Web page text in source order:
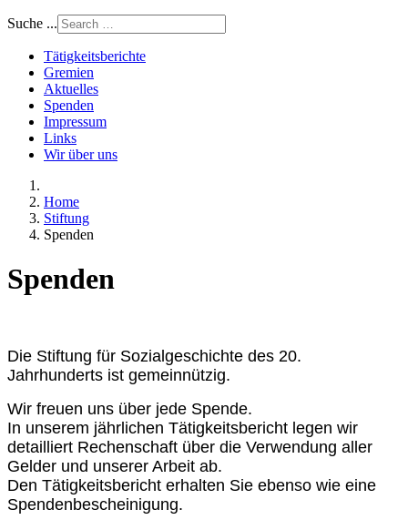
Suche ...
Tätigkeitsberichte
Gremien
Aktuelles
Spenden
Impressum
Links
Wir über uns
Home
Stiftung
Spenden
Spenden
Die Stiftung für Sozialgeschichte des 20.
Jahrhunderts ist gemeinnützig.
Wir freuen uns über jede Spende.
In unserem jährlichen Tätigkeitsbericht legen wir
detailliert Rechenschaft über die Verwendung aller
Gelder und unserer Arbeit ab.
Den Tätigkeitsbericht erhalten Sie ebenso wie eine
Spendenbescheinigung.